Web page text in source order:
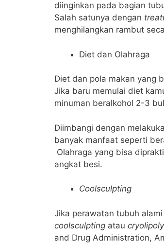
diinginkan pada bagian
Salah satunya dengan
menghilangkan rambut
Diet dan Olahraga
Diet dan pola makan yang
Jika baru memulai diet
minuman beralkohol 2-3
Diimbangi dengan
banyak manfaat seperti
Olahraga yang bisa
angkat besi.
Coolsculpting
Jika perawatan tubuh
coolsculpting atau
and Drug Administration,